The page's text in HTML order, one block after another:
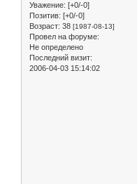
Уважение: [+0/-0]
Позитив: [+0/-0]
Возраст: 38 [1987-08-13]
Провел на форуме:
Не определено
Последний визит:
2006-04-03 15:14:02